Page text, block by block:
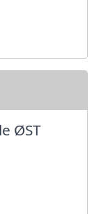
ØST